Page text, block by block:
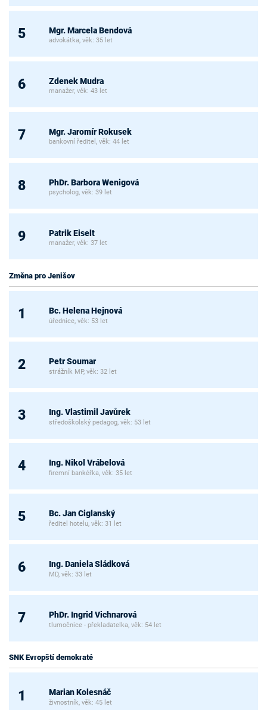
5 Mgr. Marcela Bendová
advokátka, věk: 35 let
6 Zdenek Mudra
manažer, věk: 43 let
7 Mgr. Jaromír Rokusek
bankovní ředitel, věk: 44 let
8 PhDr. Barbora Wenigová
psycholog, věk: 39 let
9 Patrik Eiselt
manažer, věk: 37 let
Změna pro Jenišov
1 Bc. Helena Hejnová
úřednice, věk: 53 let
2 Petr Soumar
strážník MP, věk: 32 let
3 Ing. Vlastimil Javůrek
středoškolský pedagog, věk: 53 let
4 Ing. Nikol Vrábelová
firemní bankéřka, věk: 35 let
5 Bc. Jan Ciglanský
ředitel hotelu, věk: 31 let
6 Ing. Daniela Sládková
MD, věk: 33 let
7 PhDr. Ingrid Vichnarová
tlumočnice - překladatelka, věk: 54 let
SNK Evropští demokraté
1 Marian Kolesnáč
živnostník, věk: 45 let